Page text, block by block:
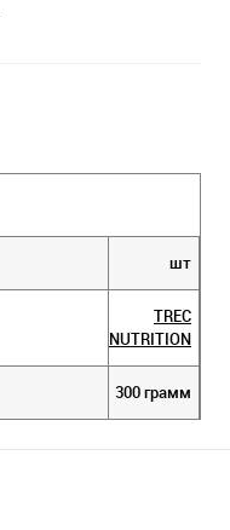
шт
TREC
NUTRITION
300 грамм